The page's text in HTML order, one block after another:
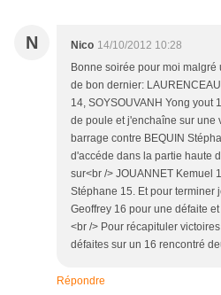
N Nico 14/10/2012 10:28
Bonne soirée pour moi
de bon dernier:
14, SOYSOUVANH Yong yout
de poule et j'enchaîne sur une
barrage contre BEQUIN
d'accéde dans la partie haute
sur<br /> JOUANNET Kemuel
Stéphane 15. Et pour terminer
Geoffrey 16 pour une défaite
<br /> Pour récapituler
défaites sur un 16 rencontré
Répondre